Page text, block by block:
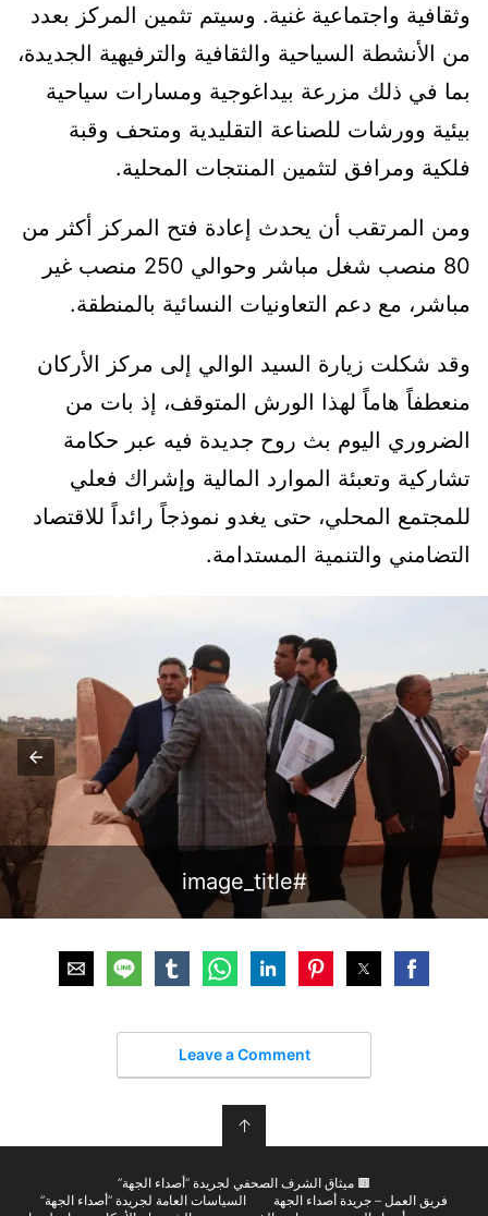
وثقافية واجتماعية غنية. وسيتم تثمين المركز بعدد
من الأنشطة السياحية والثقافية والترفيهية الجديدة،
بما في ذلك مزرعة بيداغوجية ومسارات سياحية
بيئية وورشات للصناعة التقليدية ومتحف وقبة
فلكية ومرافق لتثمين المنتجات المحلية.
ومن المرتقب أن يحدث إعادة فتح المركز أكثر من
80 منصب شغل مباشر وحوالي 250 منصب غير
مباشر، مع دعم التعاونيات النسائية بالمنطقة.
وقد شكلت زيارة السيد الوالي إلى مركز الأركان
منعطفاً هاماً لهذا الورش المتوقف، إذ بات من
الضروري اليوم بث روح جديدة فيه عبر حكامة
تشاركية وتعبئة الموارد المالية وإشراك فعلي
للمجتمع المحلي، حتى يغدو نموذجاً رائداً للاقتصاد
التضامني والتنمية المستدامة.
#image_title
Leave a Comment
↑
🟫 ميثاق الشرف الصحفي لجريدة “أصداء الجهة”
فريق العمل – جريدة أصداء الجهة
السياسات العامة لجريدة “أصداء الجهة”